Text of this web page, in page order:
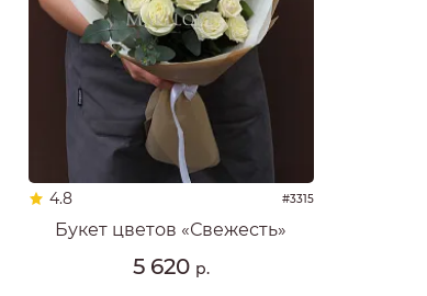
4.8 #3315
Букет цветов «Свежесть»
5 620 р.